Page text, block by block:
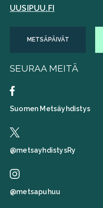
UUSIPUU.FI
METSÄPÄIVÄT
SEURAA MEITÄ
Suomen Metsäyhdistys
@metsayhdistysRy
@metsapuhuu